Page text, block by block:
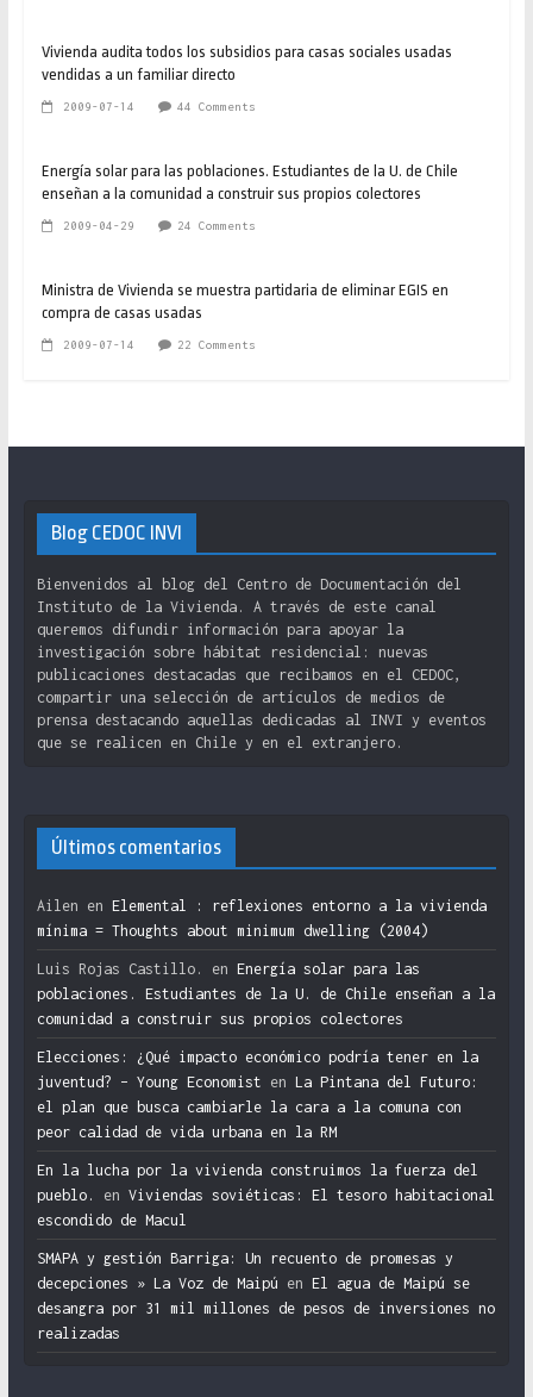
Vivienda audita todos los subsidios para casas sociales usadas
vendidas a un familiar directo
2009-07-14 44 Comments
Energía solar para las poblaciones. Estudiantes de la U. de Chile
enseñan a la comunidad a construir sus propios colectores
2009-04-29 24 Comments
Ministra de Vivienda se muestra partidaria de eliminar EGIS en
compra de casas usadas
2009-07-14 22 Comments
Blog CEDOC INVI
Bienvenidos al blog del Centro de Documentación del
Instituto de la Vivienda. A través de este canal
queremos difundir información para apoyar la
investigación sobre hábitat residencial: nuevas
publicaciones destacadas que recibamos en el CEDOC,
compartir una selección de artículos de medios de
prensa destacando aquellas dedicadas al INVI y eventos
que se realicen en Chile y en el extranjero.
Últimos comentarios
Ailen en Elemental : reflexiones entorno a la vivienda
mínima = Thoughts about minimum dwelling (2004)
Luis Rojas Castillo. en Energía solar para las
poblaciones. Estudiantes de la U. de Chile enseñan a la
comunidad a construir sus propios colectores
Elecciones: ¿Qué impacto económico podría tener en la
juventud? – Young Economist en La Pintana del Futuro:
el plan que busca cambiarle la cara a la comuna con
peor calidad de vida urbana en la RM
En la lucha por la vivienda construimos la fuerza del
pueblo.
en Viviendas soviéticas: El tesoro habitacional
escondido de Macul
SMAPA y gestión Barriga: Un recuento de promesas y
decepciones » La Voz de Maipú en El agua de Maipú se
desangra por 31 mil millones de pesos de inversiones no
realizadas